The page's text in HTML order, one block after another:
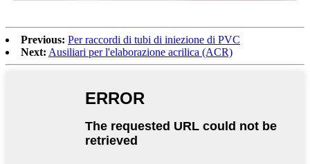
Previous: Per raccordi di tubi di iniezione di PVC
Next: Ausiliari per l'elaborazione acrilica (ACR)